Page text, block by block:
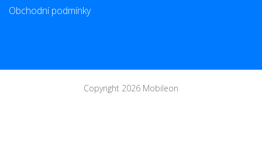
Obchodní podmínky
Copyright 2026 Mobileon